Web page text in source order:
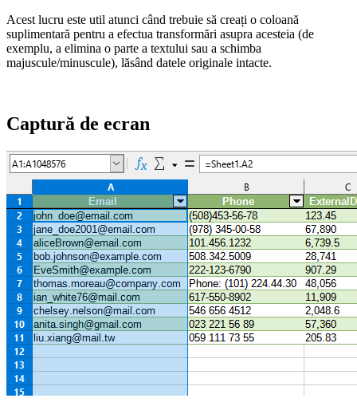
Acest lucru este util atunci când trebuie să creați o coloană
suplimentară pentru a efectua transformări asupra acesteia (de
exemplu, a elimina o parte a textului sau a schimba
majuscule/minuscule), lăsând datele originale intacte.
Captură de ecran